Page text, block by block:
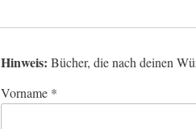
Hinweis: Bücher, die nach deinen
Vorname *